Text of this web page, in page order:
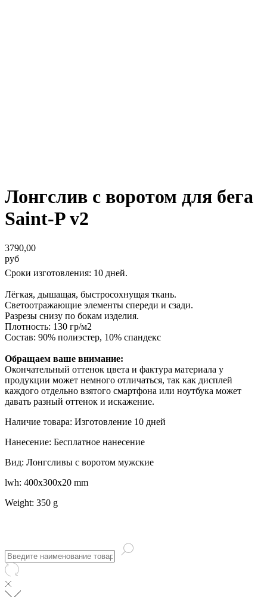
Лонгслив с воротом для бега
Saint-P v2
3790,00
руб
Сроки изготовления: 10 дней.
Лёгкая, дышащая, быстросохнущая ткань.
Светоотражающие элементы спереди и сзади.
Разрезы снизу по бокам изделия.
Плотность: 130 гр/м2
Состав: 90% полиэстер, 10% спандекс
Обращаем ваше внимание:
Окончательный оттенок цвета и фактура материала у
продукции может немного отличаться, так как дисплей
каждого отдельно взятого смартфона или ноутбука может
давать разный оттенок и искажение.
Наличие товара: Изготовление 10 дней
Нанесение: Бесплатное нанесение
Вид: Лонгсливы с воротом мужские
lwh: 400x300x20 mm
Weight: 350 g